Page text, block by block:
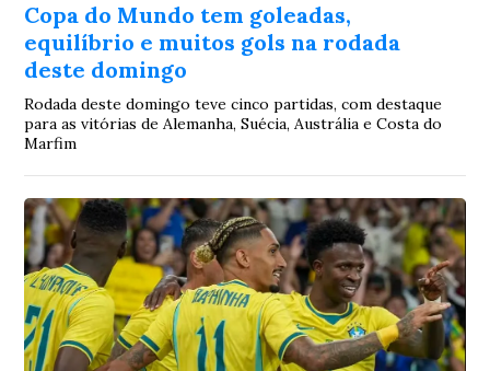
Copa do Mundo tem goleadas,
equilíbrio e muitos gols na rodada
deste domingo
Rodada deste domingo teve cinco partidas, com destaque
para as vitórias de Alemanha, Suécia, Austrália e Costa do
Marfim